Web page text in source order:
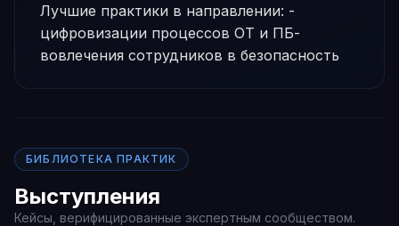
Лучшие практики в направлении: -
цифровизации процессов ОТ и ПБ-
вовлечения сотрудников в безопасность
БИБЛИОТЕКА ПРАКТИК
Выступления
Кейсы, верифицированные экспертным сообществом.